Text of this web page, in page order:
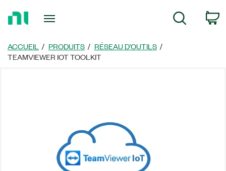
page
d’accueil
ACCUEIL PRODUITS
RÉSEAU D’OUTILS
TEAMVIEWER IOT TOOLKIT